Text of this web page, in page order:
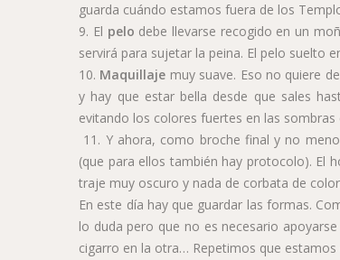
guarda cuándo estamos fuera de los
9. El pelo debe llevarse recogido en un
servirá para sujetar la peina. El pelo suelto
10. Maquillaje muy suave. Eso no quiere
y hay que estar bella desde que sales
evitando los colores fuertes en las
11. Y ahora, como broche final y no
(que para ellos también hay protocolo). El
traje muy oscuro y nada de corbata de
En este día hay que guardar las formas.
lo duda pero que no es necesario
cigarro en la otra… Repetimos que